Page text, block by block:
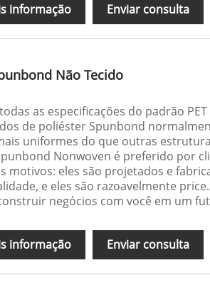
informação Enviar consulta
Não Tecido
as especificações do padrão
de poliéster Spunbond
uniformes do que outras
Nonwoven é preferido por
motivos: eles são projetados e
e eles são razoavelmente
negócios com você em um
informação Enviar consulta